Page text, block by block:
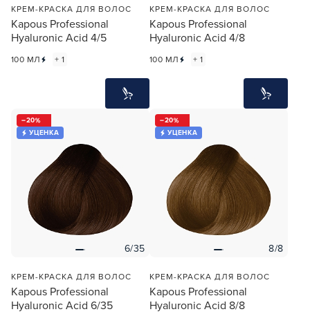
КРЕМ-КРАСКА ДЛЯ ВОЛОС
Kapous Professional
Hyaluronic Acid 4/5
100 МЛ + 1
КРЕМ-КРАСКА ДЛЯ ВОЛОС
Kapous Professional
Hyaluronic Acid 4/8
100 МЛ + 1
20
УЦЕНКА
6/35
КРЕМ-КРАСКА ДЛЯ ВОЛОС
Kapous Professional
Hyaluronic Acid 6/35
20
УЦЕНКА
8/8
КРЕМ-КРАСКА ДЛЯ ВОЛОС
Kapous Professional
Hyaluronic Acid 8/8